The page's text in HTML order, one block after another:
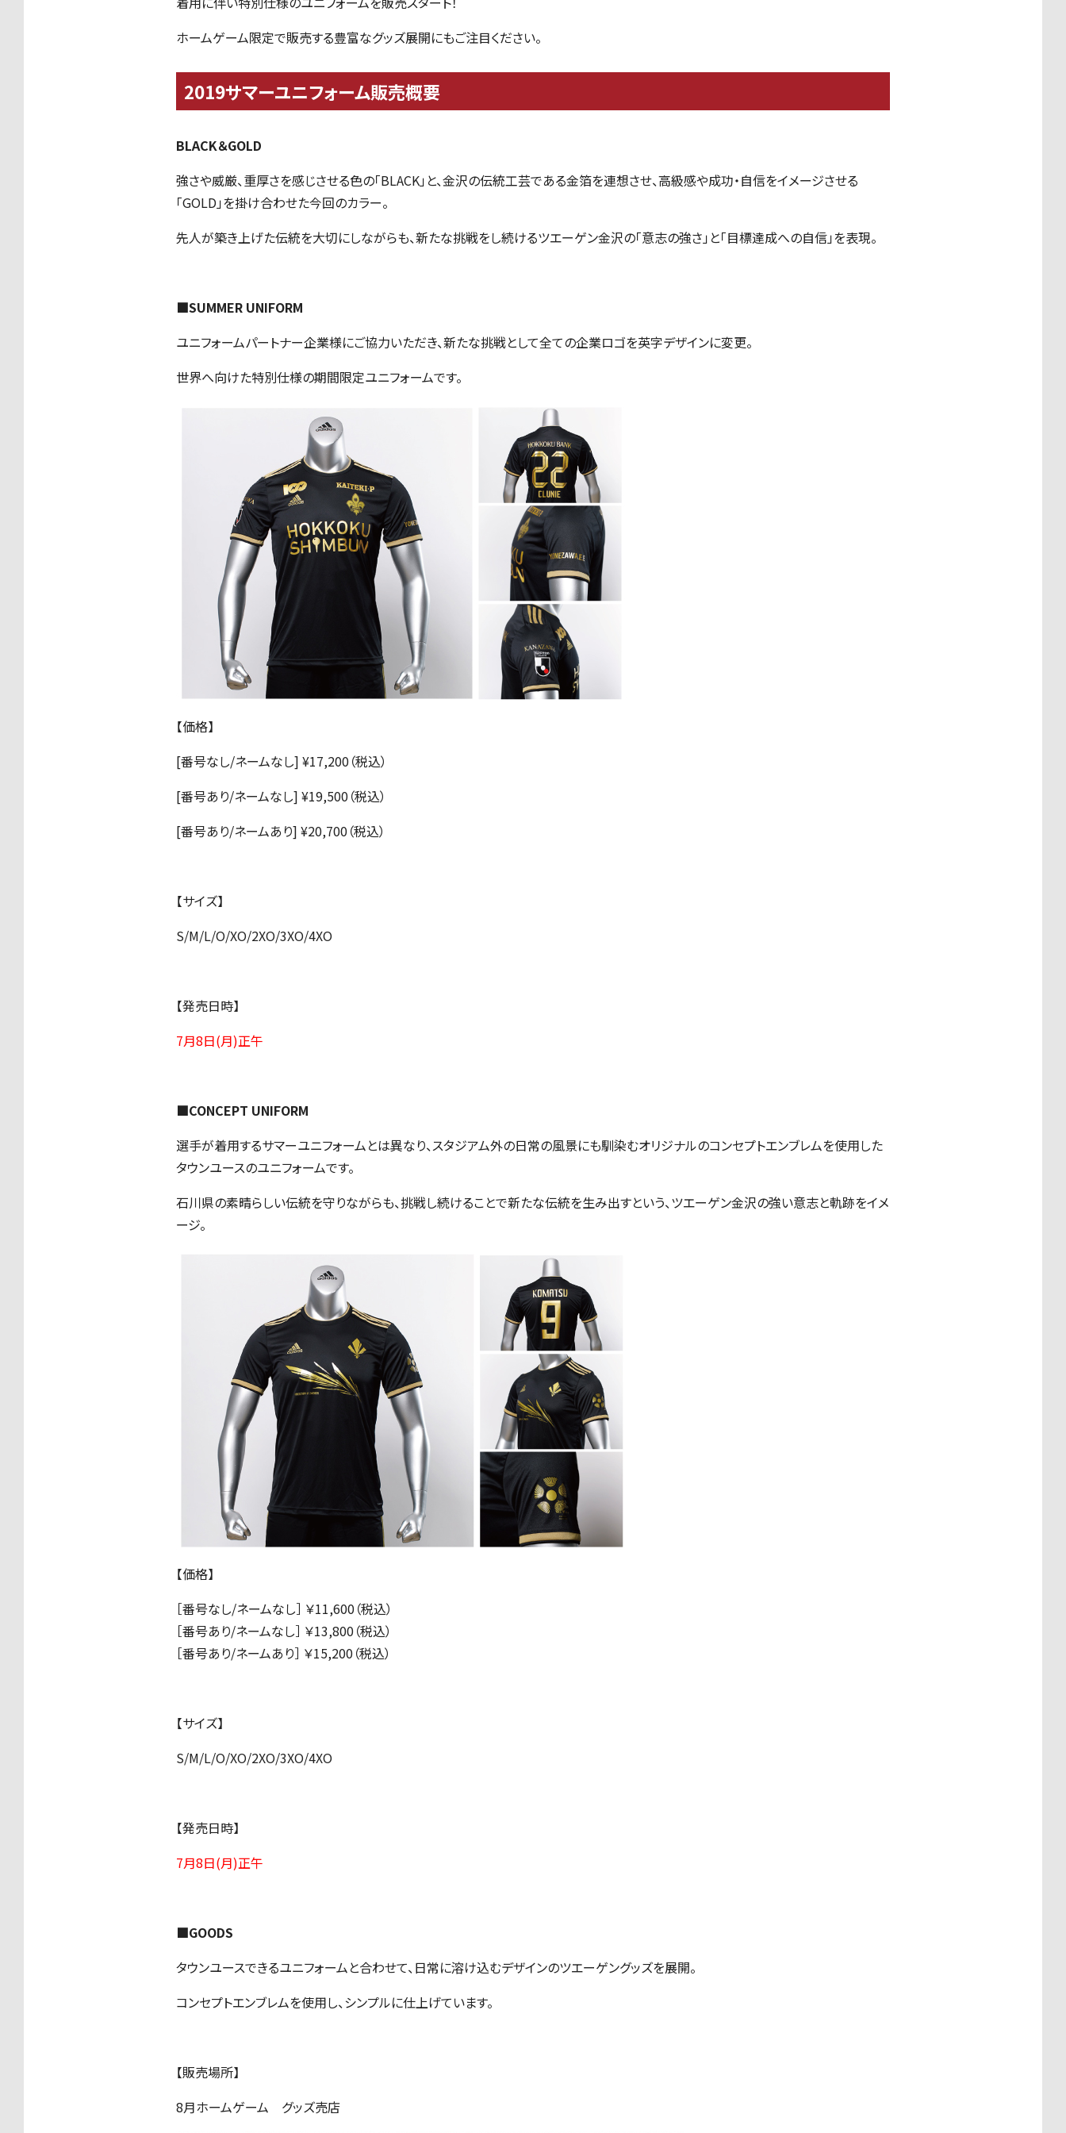
ホームゲーム限定で販売する豊富なグッズ展開にもご注目ください。
2019サマーユニフォーム販売概要
BLACK＆GOLD
強さや威厳、重厚さを感じさせる色の「BLACK」と、金沢の伝統工芸である金箔を連想させ、高級感や成功・自信をイメージさせる
「GOLD」を掛け合わせた今回のカラー。
先人が築き上げた伝統を大切にしながらも、新たな挑戦をし続けるツエーゲン金沢の「意志の強さ」と「目標達成への自信」を表現。
■SUMMER UNIFORM
ユニフォームパートナー企業様にご協力いただき、新たな挑戦として全ての企業ロゴを英字デザインに変更。
世界へ向けた特別仕様の期間限定ユニフォームです。
【価格】
[番号なし/ネームなし] ¥17,200（税込）
[番号あり/ネームなし] ¥19,500（税込）
[番号あり/ネームあり] ¥20,700（税込）
【サイズ】
S/M/L/O/XO/2XO/3XO/4XO
【発売日時】
7月8日(月)正午
■CONCEPT UNIFORM
選手が着用するサマーユニフォームとは異なり、スタジアム外の日常の風景にも馴染むオリジナルのコンセプトエンブレムを使用した
タウンユースのユニフォームです。
石川県の素晴らしい伝統を守りながらも、挑戦し続けることで新たな伝統を生み出すという、ツエーゲン金沢の強い意志と軌跡をイメ
ージ。
【価格】
［番号なし/ネームなし］ ￥11,600（税込）
［番号あり/ネームなし］ ￥13,800（税込）
［番号あり/ネームあり］ ￥15,200（税込）
【サイズ】
S/M/L/O/XO/2XO/3XO/4XO
【発売日時】
7月8日(月)正午
■GOODS
タウンユースできるユニフォームと合わせて、日常に溶け込むデザインのツエーゲングッズを展開。
コンセプトエンブレムを使用し、シンプルに仕上げています。
【販売場所】
8月ホームゲーム グッズ売店